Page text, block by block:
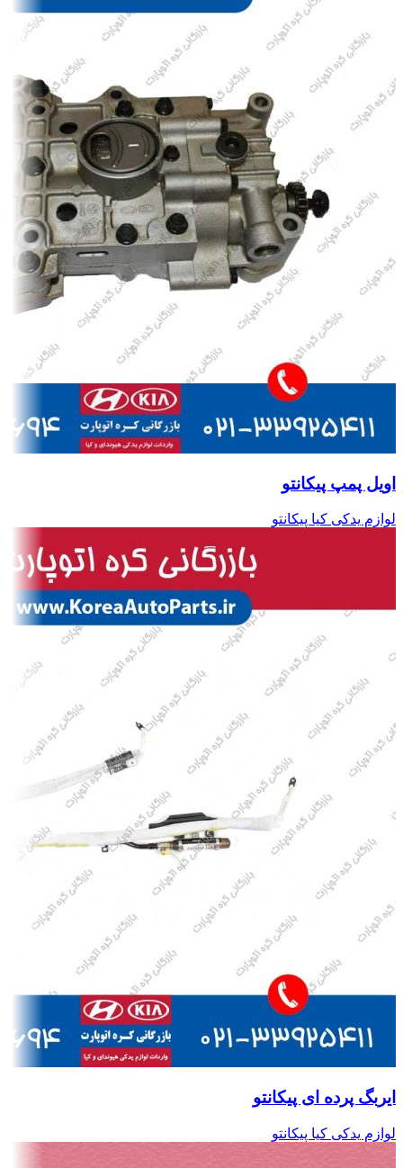
اویل پمپ پیکانتو
لوازم یدکی کیا پیکانتو
ایربگ پرده ای پیکانتو
لوازم یدکی کیا پیکانتو